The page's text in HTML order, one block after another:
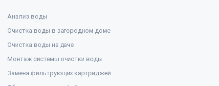
Анализ воды
Очистка воды в загородном доме
Очистка воды на даче
Монтаж системы очистки воды
Замена фильтрующих картриджей